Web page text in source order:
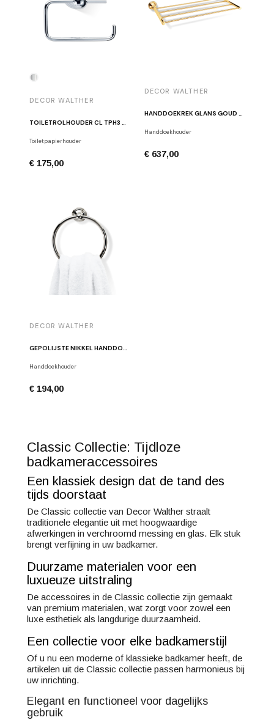
DECOR WALTHER
TOILETROLHOUDER CL TPH3 GEPOLIJST CHROOM
Toiletpapierhouder
€ 175,00
DECOR WALTHER
HANDDOEKREK GLANS GOUD DECOR WALTHER CL HTA
Handdoekhouder
€ 637,00
DECOR WALTHER
GEPOLIJSTE NIKKEL HANDDOEKHOUDER CL GTH
Handdoekhouder
€ 194,00
Classic Collectie: Tijdloze
badkameraccessoires
Een klassiek design dat de tand des
tijds doorstaat
De Classic collectie van Decor Walther straalt
traditionele elegantie uit met hoogwaardige
afwerkingen in verchroomd messing en glas. Elk stuk
brengt verfijning in uw badkamer.
Duurzame materialen voor een
luxueuze uitstraling
De accessoires in de Classic collectie zijn gemaakt
van premium materialen, wat zorgt voor zowel een
luxe esthetiek als langdurige duurzaamheid.
Een collectie voor elke badkamerstijl
Of u nu een moderne of klassieke badkamer heeft, de
artikelen uit de Classic collectie passen harmonieus bij
uw inrichting.
Elegant en functioneel voor dagelijks
gebruik